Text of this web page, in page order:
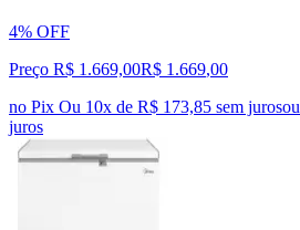
4% OFF
Preço R$ 1.669,00R$ 1.669,00
no Pix Ou 10x de R$ 173,85 sem jurosou
juros